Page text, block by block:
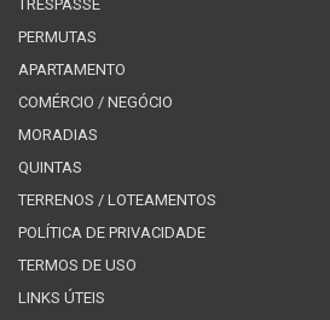
TRESPASSE
PERMUTAS
APARTAMENTO
COMÉRCIO / NEGÓCIO
MORADIAS
QUINTAS
TERRENOS / LOTEAMENTOS
POLÍTICA DE PRIVACIDADE
TERMOS DE USO
LINKS ÚTEIS